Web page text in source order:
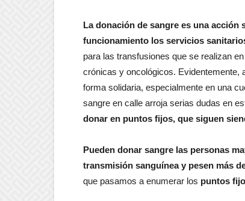
La donación de sangre es una
funcionamiento los servicios
para las transfusiones que se realizan
crónicas y oncológicos. Evidentemente,
forma solidaria, especialmente en una
sangre en calle arroja serias dudas en
donar en puntos fijos, que siguen
Pueden donar sangre las personas
transmisión sanguínea y pesen más
que pasamos a enumerar los puntos